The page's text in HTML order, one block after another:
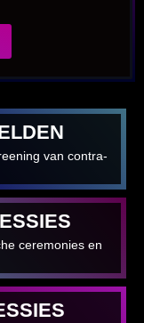
van contra-
ceremonies en